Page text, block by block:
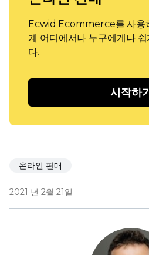
Ecwid Ecommerce를 사용
계 어디에서나 누구에게나
다.
시작하기
온라인 판매
2021 년 2월 21일